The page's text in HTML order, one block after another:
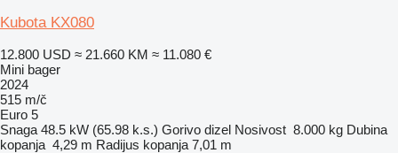
Kubota KX080
12.800 USD ≈ 21.660 KM ≈ 11.080 €
Mini bager
2024
515 m/č
Euro 5
Snaga 48.5 kW (65.98 k.s.) Gorivo dizel Nosivost 8.000 kg Dubina
kopanja 4,29 m Radijus kopanja 7,01 m